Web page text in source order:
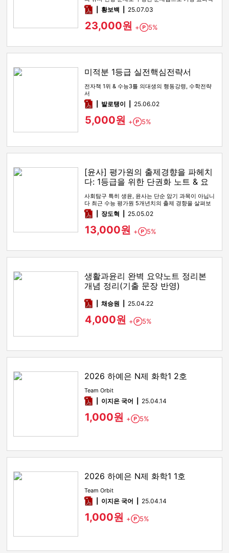
인 기출문제 공부 방법…
pdf황보백 25.07.03
23,000원 + Point
5%
미적분 1등급 실전핵심전략서
전자책 1위 & 수능3틀 의대생의 행동강령, 수학전략
서
pdf발로탱이 25.06.02
5,000원 + Point
5%
[윤사] 평가원의 출제경향을 파헤치
다: 1등급을 위한 단권화 노트 & 요
약본
사회탐구 특히 생윤, 윤사는 단순 암기 과목이 아닙니
다 최근 수능 평가원 5개년치의 출제 경향을 살펴보
면 2022 9모, 2…
pdf장도혁 25.05.02
13,000원 + Point
5%
생활과윤리 완벽 요약노트 정리본
개념 정리(기출 문장 반영)
pdf채승원 25.04.22
4,000원 + Point
5%
2026 하예은 N제 화학1 2호
Team Orbit
pdf이지은 국어 25.04.14
1,000원 + Point
5%
2026 하예은 N제 화학1 1호
Team Orbit
pdf이지은 국어 25.04.14
1,000원 + Point
5%